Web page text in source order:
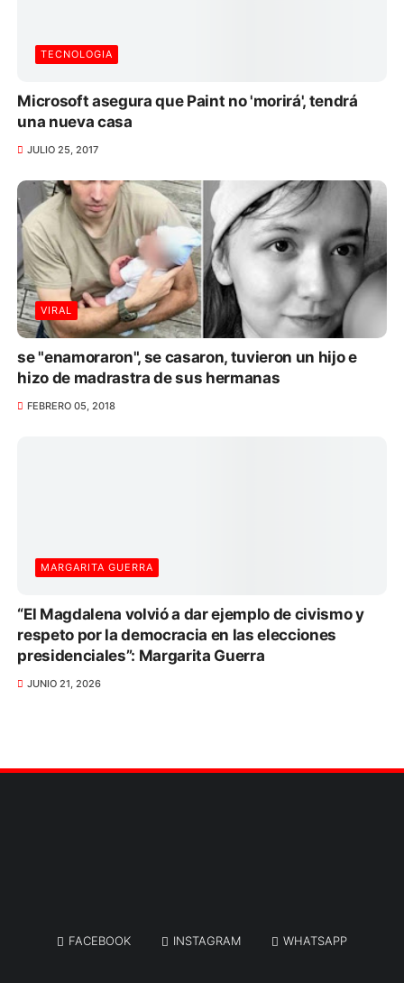
TECNOLOGIA
Microsoft asegura que Paint no 'morirá', tendrá
una nueva casa
JULIO 25, 2017
VIRAL
se "enamoraron", se casaron, tuvieron un hijo e
hizo de madrastra de sus hermanas
FEBRERO 05, 2018
MARGARITA GUERRA
“El Magdalena volvió a dar ejemplo de civismo y
respeto por la democracia en las elecciones
presidenciales”: Margarita Guerra
JUNIO 21, 2026
FACEBOOK INSTAGRAM WHATSAPP